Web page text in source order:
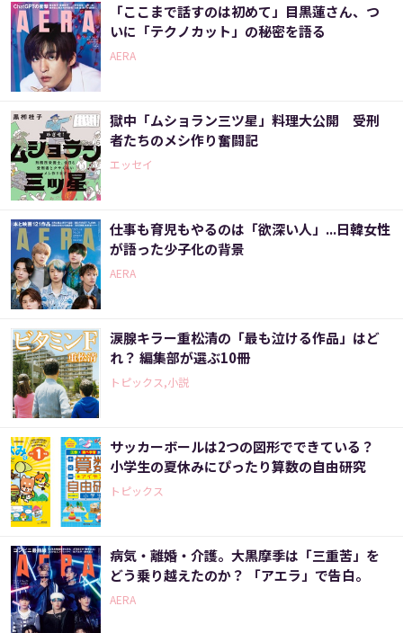
「ここまで話すのは初めて」目黒蓮さん、つ
いに「テクノカット」の秘密を語る
AERA
獄中「ムショラン三ツ星」料理大公開 受刑
者たちのメシ作り奮闘記
エッセイ
仕事も育児もやるのは「欲深い人」...日韓女性
が語った少子化の背景
AERA
涙腺キラー重松清の「最も泣ける作品」はど
れ？ 編集部が選ぶ10冊
トピックス,小説
サッカーボールは2つの図形でできている？
小学生の夏休みにぴったり算数の自由研究
トピックス
病気・離婚・介護。大黒摩季は「三重苦」を
どう乗り越えたのか？ 「アエラ」で告白。
AERA